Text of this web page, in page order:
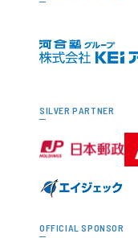
SILVER PARTNER
OFFICIAL SPONSOR